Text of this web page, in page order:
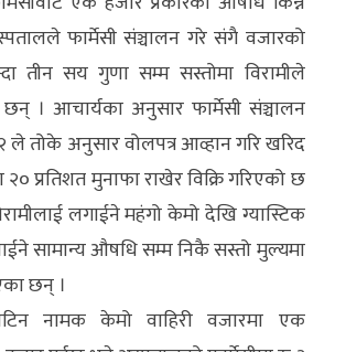
फार्मेसी संञ्चालन गरे संगै वजारको
तीन सय गुणा सम्म सस्तोमा विरामीले
। आचार्यका अनुसार फार्मेसी संञ्चालन
ले तोके अनुसार वोलपत्र आव्हान गरि खरिद
प्रतिशत मुनाफा राखेर विक्रि गरिएको छ
लगाईने महंगो केमो देखि ग्यास्टिक
सामान्य औषधि सम्म निकै सस्तो मुल्यमा
छन् ।
नामक केमो वाहिरी वजारमा एक